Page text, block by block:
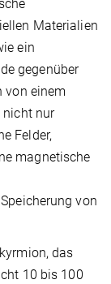
Materialien
ein
gegenüber
von einem
nicht nur
Felder,
magnetische
von
das
10 bis 100